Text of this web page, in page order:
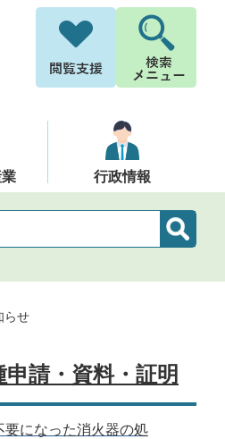
行政情報
らせ
申請・資料・証明
要になった消火器の処